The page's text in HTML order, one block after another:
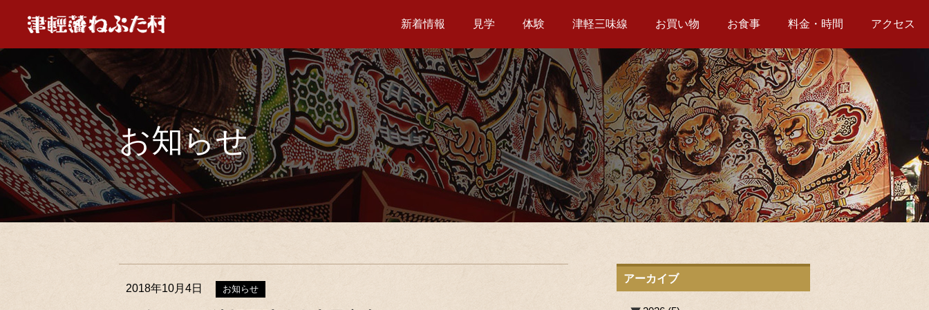
新着情報 見学 体験 津軽三味線 お買い物 お食事 料金・時間 アクセス
お知らせ
2018年10月4日 お知らせ
アーカイブ